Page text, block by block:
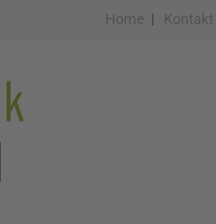
Home | Kontakt